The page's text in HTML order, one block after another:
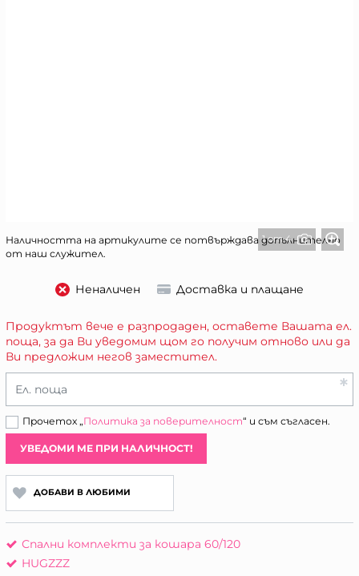
1 от 4
Наличността на артикулите се потвърждава допълнително
от наш служител.
Неналичен Доставка и плащане
Продуктът вече е разпродаден, оставете Вашата ел.
поща, за да Ви уведомим щом го получим отново или да
Ви предложим негов заместител.
Ел. поща
Прочетох „Политика за поверителност“ и съм съгласен.
УВЕДОМИ МЕ ПРИ НАЛИЧНОСТ!
ДОБАВИ В ЛЮБИМИ
Спални комплекти за кошара 60/120
HUGZZZ